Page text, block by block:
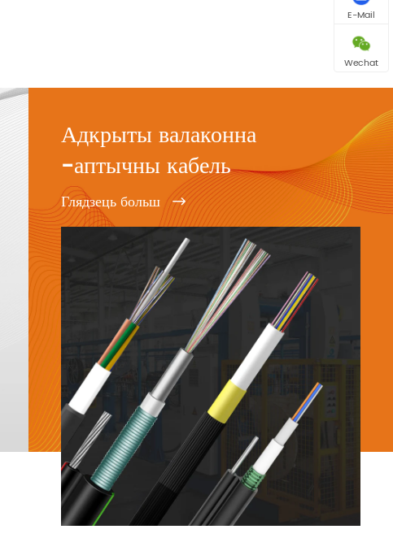
Адкрыты валаконна
-аптычны кабель
Глядзець больш 
E-Mail
Wechat